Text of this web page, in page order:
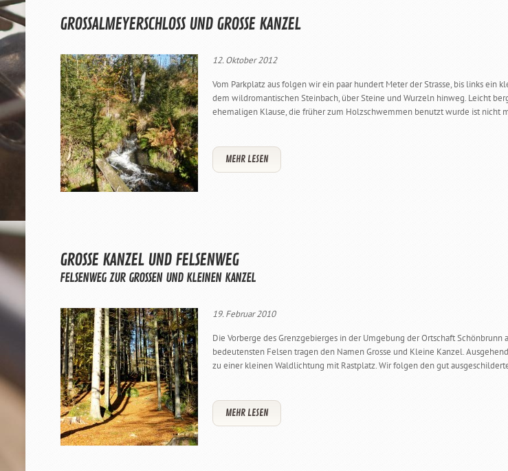
GROSSALMEYERSCHLOSS UND GROSSE KANZEL
12. Oktober 2012
Vom Parkplatz aus folgen wir ein paar hundert Meter der Strasse, bis links
dem wildromantischen Steinbach, über Steine und Wurzeln hinweg. Leicht
ehemaligen Klause, die früher zum Holzschwemmen benutzt wurde ist nicht
MEHR LESEN
GROSSE KANZEL UND FELSENWEG
FELSENWEG ZUR GROSSEN UND KLEINEN KANZEL
19. Februar 2010
Die Vorberge des Grenzgebierges in der Umgebung der Ortschaft
bedeutensten Felsen tragen den Namen Grosse und Kleine Kanzel.
zu einer kleinen Waldlichtung mit Rastplatz. Wir folgen den gut
MEHR LESEN